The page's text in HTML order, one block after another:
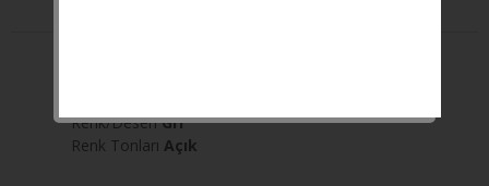
Renk/Desen Gri
Renk Tonları Açık